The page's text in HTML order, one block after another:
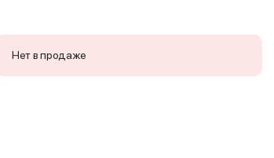
Нет в продаже